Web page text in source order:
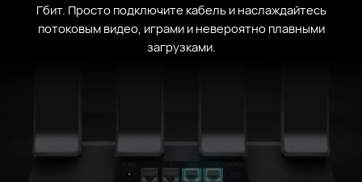
Гбит. Просто подключите кабель и наслаждайтесь
потоковым видео, играми и невероятно плавными
загрузками.